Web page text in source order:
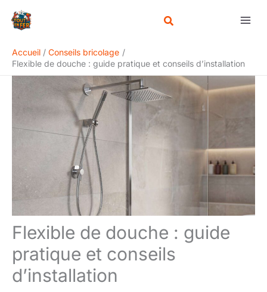
Accueil
Conseils bricolage
Flexible de douche : guide pratique et conseils d’installation
Flexible de douche : guide
pratique et conseils
d’installation